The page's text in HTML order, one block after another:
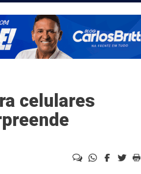
celulares